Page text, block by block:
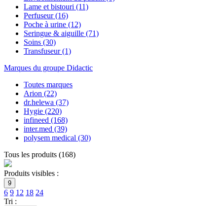
Lame et bistouri (11)
Perfuseur(16)
Poche à urine (12)
Seringue & aiguille (71)
Soins (30)
Transfuseur(1)
Marques du groupe Didactic
Toutes marques
Arion (22)
dr.helewa (37)
Hygie (220)
infineed (168)
inter.med (39)
polysem medical (30)
Tous les produits (168)
Produits visibles :
9
6 9 12 18 24
Tri :